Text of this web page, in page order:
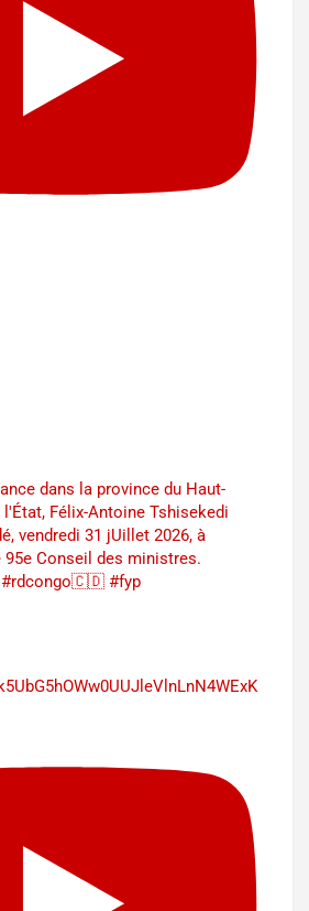
dans la province du Haut-
Félix-Antoine Tshisekedi
vendredi 31 jUillet 2026, à
95e Conseil des ministres.
#rdcongo🇨🇩 #fyp